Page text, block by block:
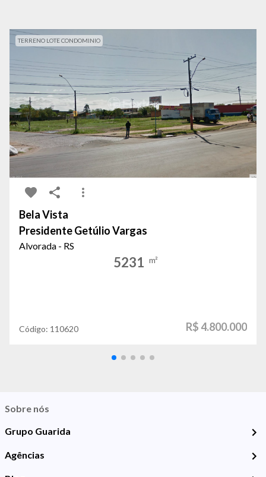
TERRENO LOTE CONDOMINIO
Bela Vista
Presidente Getúlio Vargas
Alvorada - RS
5231 m²
Código: 110620 R$ 4.800.000
Sobre nós
Grupo Guarida
Agências